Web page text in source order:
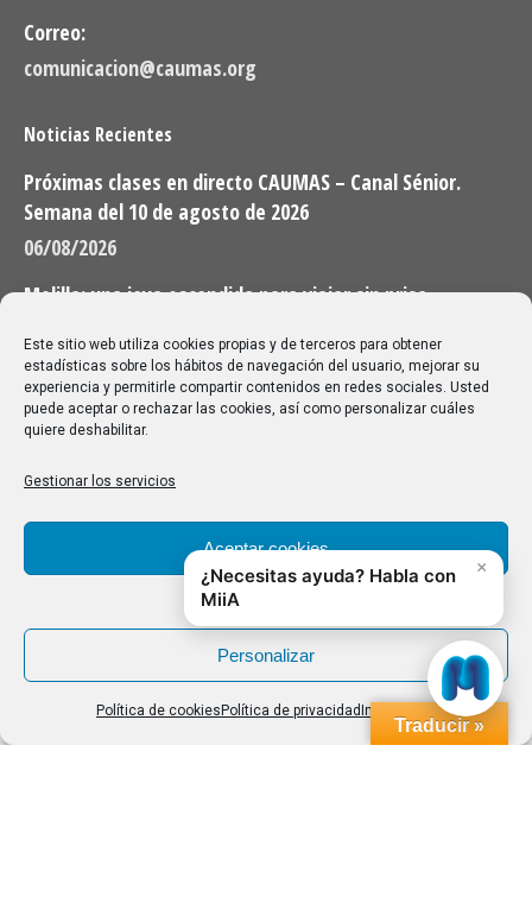
Este sitio web utiliza cookies propias y de terceros para obtener
estadísticas sobre los hábitos de navegación del usuario, mejorar su
experiencia y permitirle compartir contenidos en redes sociales. Usted
puede aceptar o rechazar las cookies, así como personalizar cuáles
quiere deshabilitar.
Gestionar los servicios
Aceptar cookies
Denegar
Personalizar
Política de cookies Política de privacidad Impressum
Correo:
comunicacion@caumas.org
Noticias Recientes
Próximas clases en directo CAUMAS – Canal Sénior.
Semana del 10 de agosto de 2026
06/08/2026
Melilla: una joya escondida para viajar sin prisa
28/07/2026
Buscar
Buscar:
Aviso Legal|Política de privacidad|Política de cookies
Traducir »